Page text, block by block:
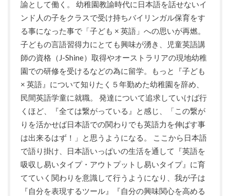
諭として働く。 幼稚園教諭時代に日本語を話せないイ
ンド人の子をクラスで受け持ちバイリンガル保育をす
る事になった事で「子ども × 英語」への思いが再燃。
子どもの言語習得力にとても興味が湧き、児童英語講
師の資格（J-Shine）取得やオーストラリアの現地幼稚
園での研修を受けるなどの為に留学。もっと『子ども
× 英語』について知りたく５年勤めた幼稚園を辞め、
民間英語学童に就職。 発達について追求していけば行
くほど、『全ては繋がっている』と感じ、「この繋が
りを活かせば日本語での関わりでも英語力を伸ばす事
は出来るはず！」と思うようになる。 ここから日本語
で語り掛け、日本語いっぱいの生活を通して『英語を
吸収し易いタイプ・アウトプットし易いタイプ』に育
てていく関わりを意識して行うようになり、我が子は
『自分を表現するツール』『自分の興味関心を高める